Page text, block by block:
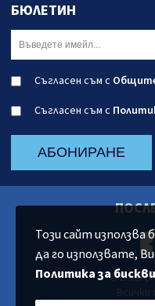
БЮЛЕТИН
Съгласен съм с Общите
Съгласен съм с
АБОНИРАНЕ
©
Този сайт използва
да го използвате,
Политика за